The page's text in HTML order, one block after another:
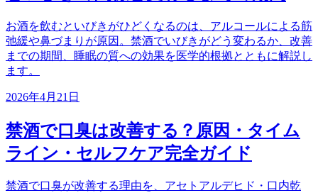
お酒を飲むといびきがひどくなるのは、アルコールによる筋
弛緩や鼻づまりが原因。禁酒でいびきがどう変わるか、改善
までの期間、睡眠の質への効果を医学的根拠とともに解説し
ます。
2026年4月21日
禁酒で口臭は改善する？原因・タイム
ライン・セルフケア完全ガイド
禁酒で口臭が改善する理由を、アセトアルデヒド・口内乾